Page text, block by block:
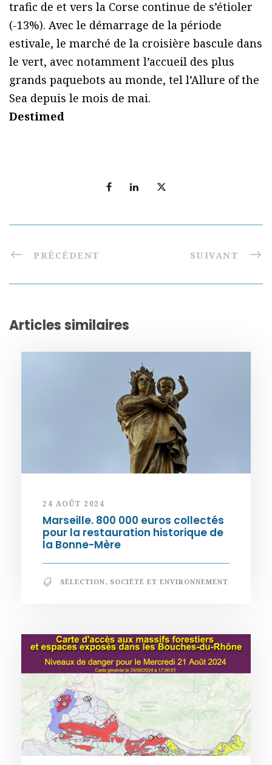
trafic de et vers la Corse continue de s’étioler
(-13%). Avec le démarrage de la période
estivale, le marché de la croisière bascule dans
le vert, avec notamment l’accueil des plus
grands paquebots au monde, tel l’Allure of the
Sea depuis le mois de mai.
Destimed
PRÉCÉDENT SUIVANT
Articles similaires
24 AOÛT 2024
Marseille. 800 000 euros collectés
pour la restauration historique de
la Bonne-Mère
SÉLECTION, SOCIÉTÉ ET ENVIRONNEMENT